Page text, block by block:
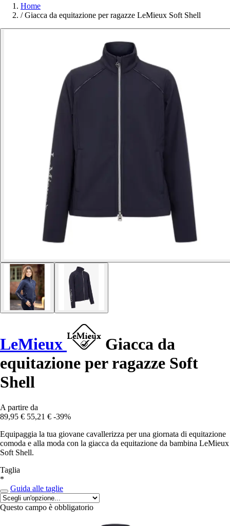
Home
/ Giacca da equitazione per ragazze LeMieux Soft Shell
LeMieux
Giacca da
equitazione per ragazze Soft
Shell
A partire da
89,95 € 55,21 € -39%
Equipaggia la tua giovane cavallerizza per una giornata di equitazione
comoda e alla moda con la giacca da equitazione da bambina LeMieux
Soft Shell.
Taglia
*
Guida alle taglie
Questo campo è obbligatorio